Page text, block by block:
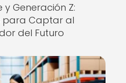
y Generación Z:
para Captar al
del Futuro